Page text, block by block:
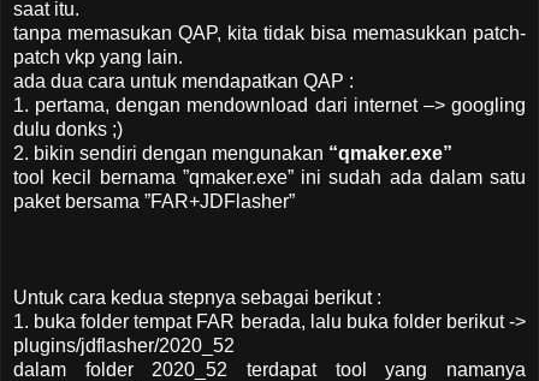
saat itu.
tanpa memasukan QAP, kita tidak bisa memasukkan patch-
patch vkp yang lain.
ada dua cara untuk mendapatkan QAP :
1. pertama, dengan mendownload dari internet –> googling
dulu donks ;)
2. bikin sendiri dengan mengunakan “qmaker.exe”
tool kecil bernama ”qmaker.exe” ini sudah ada dalam satu
paket bersama ”FAR+JDFlasher”
Untuk cara kedua stepnya sebagai berikut :
1. buka folder tempat FAR berada, lalu buka folder berikut ->
plugins/jdflasher/2020_52
dalam folder 2020_52 terdapat tool yang namanya